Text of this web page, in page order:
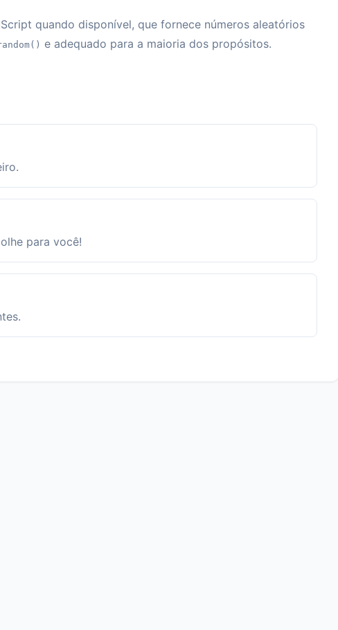
quando disponível, que fornece números aleatórios
e adequado para a maioria dos propósitos.
para você!